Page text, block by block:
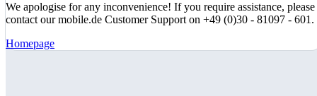
We apologise for any inconvenience! If you require assistance, please
contact our mobile.de Customer Support on +49 (0)30 - 81097 - 601.
Homepage